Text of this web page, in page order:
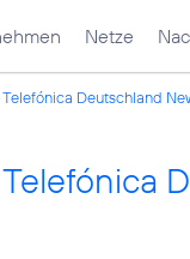
Netze
Telefónica Deutschland
Telefónica